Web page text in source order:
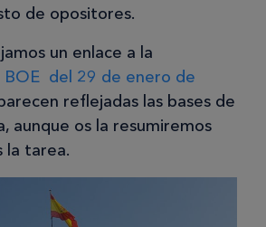
de opositores.
un enlace a la
BOE del 29 de enero de
reflejadas las bases de
aunque os la resumiremos
la tarea.